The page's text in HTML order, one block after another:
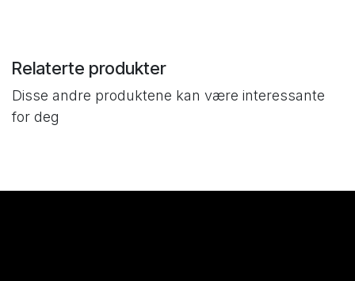
Relaterte produkter
Disse andre produktene kan være interessante
for deg